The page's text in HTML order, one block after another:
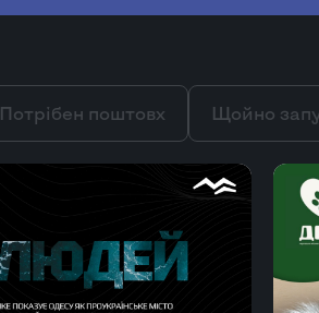
Потрібен поштовх Щойно